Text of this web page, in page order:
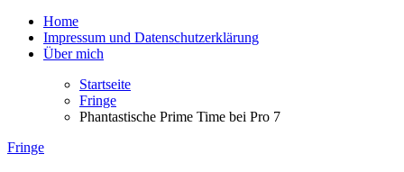
Home
Impressum und Datenschutzerklärung
Über mich
Startseite
Fringe
Phantastische Prime Time bei Pro 7
Fringe